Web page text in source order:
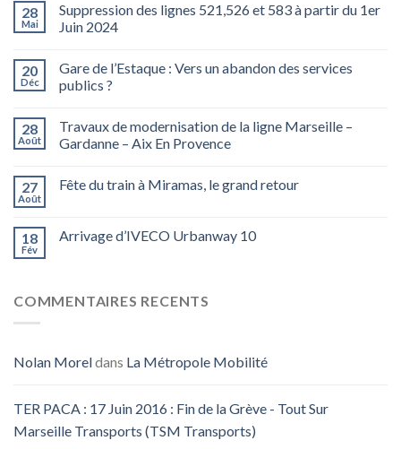
28
Mai
Suppression des lignes 521,526 et 583 à partir du 1er
Juin 2024
20
Déc
Gare de l’Estaque : Vers un abandon des services
publics ?
28
Août
Travaux de modernisation de la ligne Marseille –
Gardanne – Aix En Provence
27
Août
Fête du train à Miramas, le grand retour
18
Fév
Arrivage d’IVECO Urbanway 10
COMMENTAIRES RECENTS
Nolan Moreldans La Métropole Mobilité
TER PACA : 17 Juin 2016 : Fin de la Grève - Tout Sur
Marseille Transports (TSM Transports)